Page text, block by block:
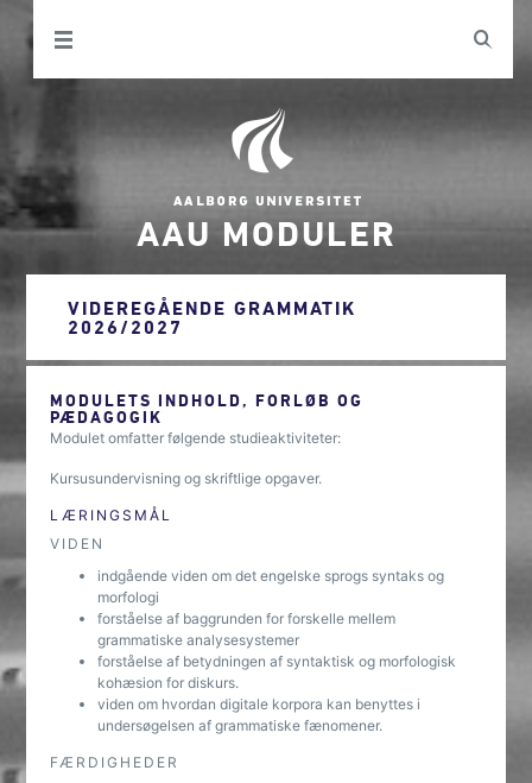
AAU MODULER
VIDEREGÅENDE GRAMMATIK
2026/2027
MODULETS INDHOLD, FORLØB OG
PÆDAGOGIK
Modulet omfatter følgende studieaktiviteter:
Kursusundervisning og skriftlige opgaver.
LÆRINGSMÅL
VIDEN
indgående viden om det engelske sprogs syntaks og
morfologi
forståelse af baggrunden for forskelle mellem
grammatiske analysesystemer
forståelse af betydningen af syntaktisk og morfologisk
kohæsion for diskurs.
viden om hvordan digitale korpora kan benyttes i
undersøgelsen af grammatiske fænomener.
FÆRDIGHEDER